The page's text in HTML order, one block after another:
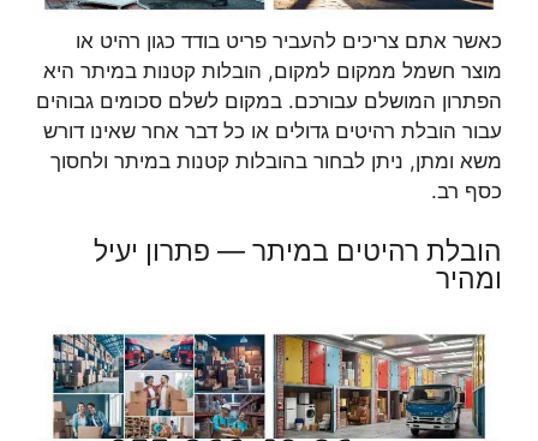
כאשר אתם צריכים להעביר פריט בודד כגון רהיט או
מוצר חשמל ממקום למקום, הובלות קטנות במיתר היא
הפתרון המושלם עבורכם. במקום לשלם סכומים גבוהים
עבור הובלת רהיטים גדולים או כל דבר אחר שאינו דורש
משא ומתן, ניתן לבחור בהובלות קטנות במיתר ולחסוך
כסף רב.
הובלת רהיטים במיתר — פתרון יעיל
ומהיר